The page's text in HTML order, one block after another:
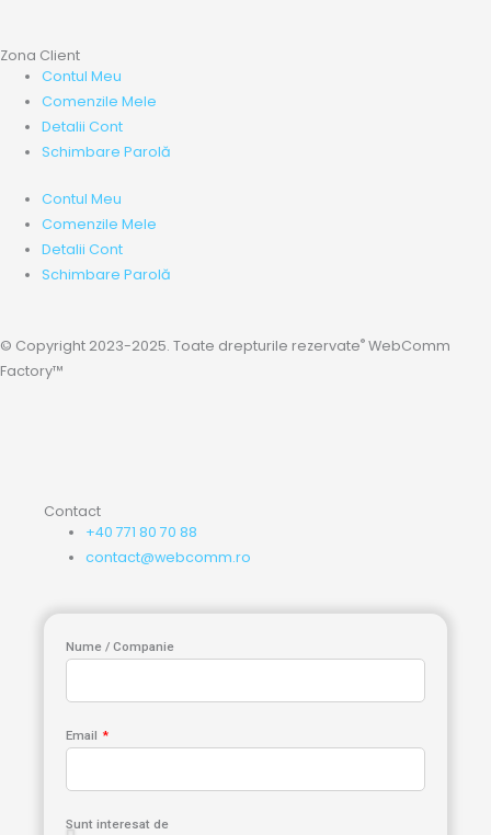
Zona Client
Contul Meu
Comenzile Mele
Detalii Cont
Schimbare Parolă
Contul Meu
Comenzile Mele
Detalii Cont
Schimbare Parolă
© Copyright 2023-2025. Toate drepturile rezervate® WebComm
Factory™
Contact
+40 771 80 70 88
contact@webcomm.ro
Nume / Companie
Email
Sunt interesat de